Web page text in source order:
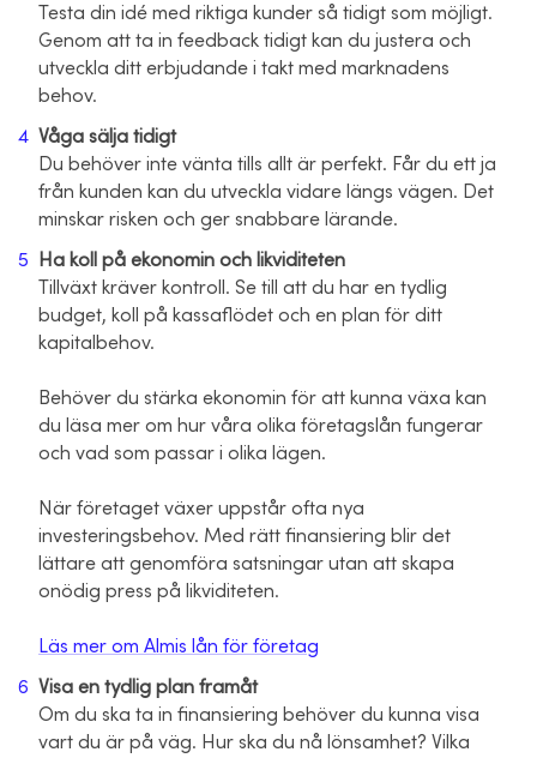
Testa din idé med riktiga kunder så tidigt som möjligt.
Genom att ta in feedback tidigt kan du justera och
utveckla ditt erbjudande i takt med marknadens
behov.
Våga sälja tidigt
Du behöver inte vänta tills allt är perfekt. Får du ett ja
från kunden kan du utveckla vidare längs vägen. Det
minskar risken och ger snabbare lärande.
Ha koll på ekonomin och likviditeten
Tillväxt kräver kontroll. Se till att du har en tydlig
budget, koll på kassaflödet och en plan för ditt
kapitalbehov.
Behöver du stärka ekonomin för att kunna växa kan
du läsa mer om hur våra olika företagslån fungerar
och vad som passar i olika lägen.
När företaget växer uppstår ofta nya
investeringsbehov. Med rätt finansiering blir det
lättare att genomföra satsningar utan att skapa
onödig press på likviditeten.
Läs mer om Almis lån för företag
Visa en tydlig plan framåt
Om du ska ta in finansiering behöver du kunna visa
vart du är på väg. Hur ska du nå lönsamhet? Vilka